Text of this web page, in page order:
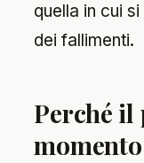
quella in cui
dei fallimenti.
Perché